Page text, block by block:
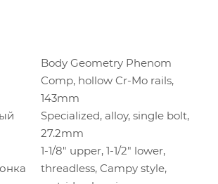
Body Geometry Phenom
Comp, hollow Cr-Mo rails,
143mm
Specialized, alloy, single bolt,
27.2mm
1-1/8" upper, 1-1/2" lower,
threadless, Campy style,